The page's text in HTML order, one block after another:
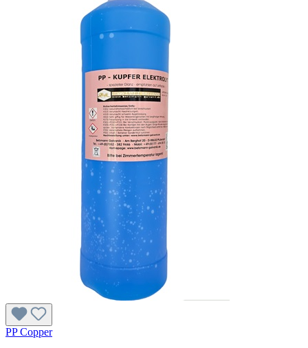
PP Copper